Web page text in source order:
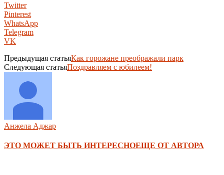
Twitter
Pinterest
WhatsApp
Telegram
VK
Предыдущая статьяКак горожане преображали парк
Следующая статьяПоздравляем с юбилеем!
Анжела Аджар
ЭТО МОЖЕТ БЫТЬ ИНТЕРЕСНОЕЩЕ ОТ АВТОРА